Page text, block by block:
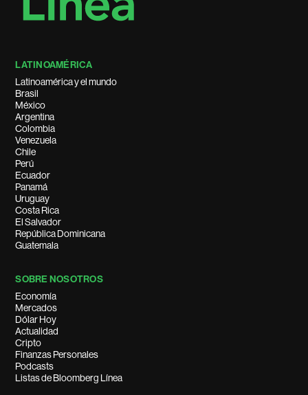
LATINOAMÉRICA
Latinoamérica y el mundo
Brasil
México
Argentina
Colombia
Venezuela
Chile
Perú
Ecuador
Panamá
Uruguay
Costa Rica
El Salvador
República Dominicana
Guatemala
SOBRE NOSOTROS
Economía
Mercados
Dólar Hoy
Actualidad
Cripto
Finanzas Personales
Podcasts
Listas de Bloomberg Línea